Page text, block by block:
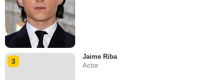
3
Jaime Riba
Actor